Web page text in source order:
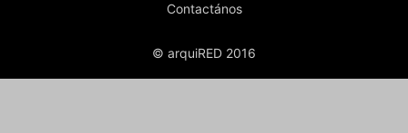
Contactános
© arquiRED 2016